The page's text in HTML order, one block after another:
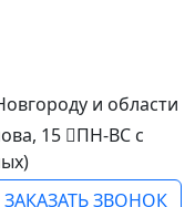
и области
15
ПН-ВС с
ЗАКАЗАТЬ ЗВОНОК